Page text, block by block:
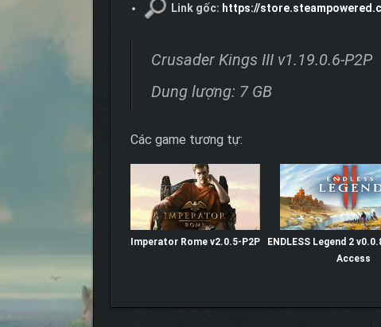
Link gốc: https://
Crusader Kings III v1.19.0.6-P2P
Dung lượng: 7 GB
Các game tương tự:
Imperator Rome v2.0.5-P2P
ENDLESS Legend 2
Access